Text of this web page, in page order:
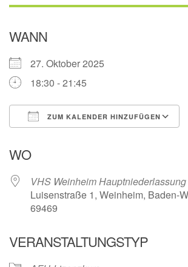
WANN
27. Oktober 2025
18:30 - 21:45
ZUM KALENDER HINZUFÜGEN
WO
VHS Weinheim Hauptniederlassung
Luisenstraße 1, Weinheim, Baden-
69469
VERANSTALTUNGSTYP